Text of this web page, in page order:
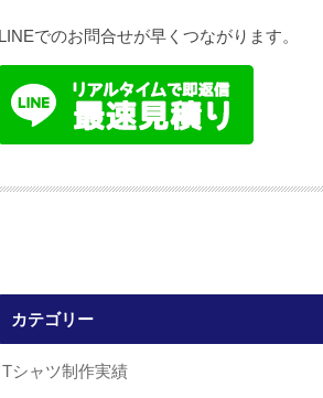
LINEでのお問合せが早くつながります。
カテゴリー
Tシャツ制作実績